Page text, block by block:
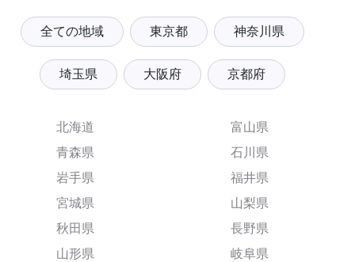
全ての地域 東京都 神奈川県
埼玉県 大阪府 京都府
北海道
青森県
岩手県
宮城県
秋田県
山形県
富山県
石川県
福井県
山梨県
長野県
岐阜県